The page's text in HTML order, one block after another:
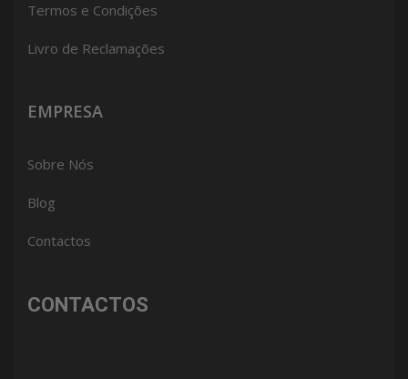
Termos e Condições
Livro de Reclamações
EMPRESA
Sobre Nós
Blog
Contactos
CONTACTOS